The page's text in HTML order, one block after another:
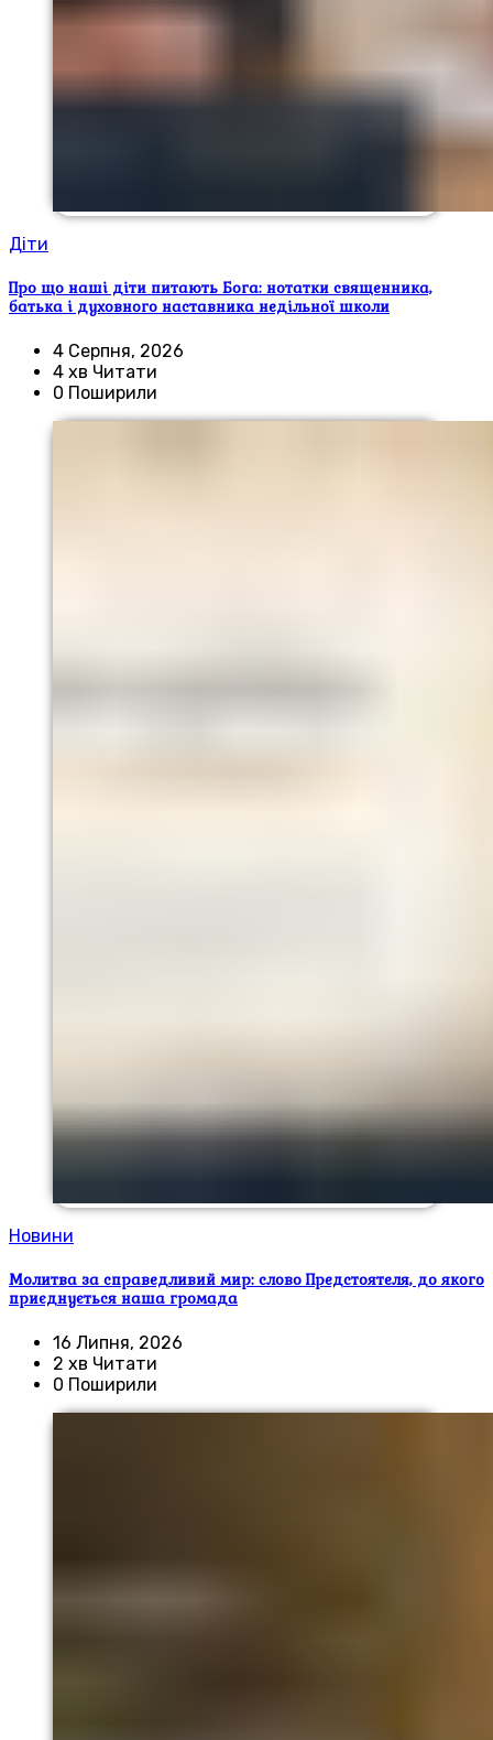
Діти
Про що наші діти питають Бога: нотатки священника,
батька і духовного наставника недільної школи
4 Серпня, 2026
4 хв Читати
0 Поширили
Новини
Молитва за справедливий мир: слово Предстоятеля, до якого
приєднується наша громада
16 Липня, 2026
2 хв Читати
0 Поширили